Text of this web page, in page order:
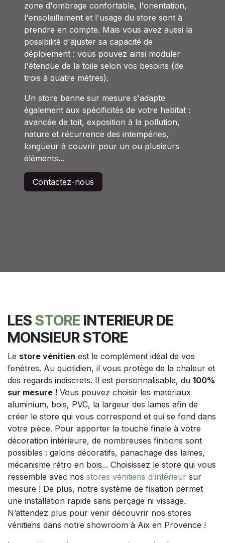
zone d'ombrage confortable, l'orientation,
l'ensoleillement et l'usage du store sont à
prendre en compte. Mais vous avez aussi la
possibilité d'ajuster sa capacité de
déploiement : vous pouvez ainsi moduler
l'étendue de la toile selon vos besoins (de
trois à quatre mètres).
Un store banne sur mesure s'adapte
également aux spécificités de votre habitat :
avancée de toit, exposition à la pollution,
nature et récurrence des intempéries,
longueur à couvrir pour un ou plusieurs
éléments...
Contactez-nous
LES STORE INTERIEUR DE
MONSIEUR STORE
Le store vénitien est le complément idéal de vos
fenêtres. Au quotidien, il vous protège de la chaleur et
des regards indiscrets. Il est personnalisable, du 100%
sur mesure ! Vous pouvez choisir les matériaux
aluminium, bois, PVC, la largeur des lames afin de
créer le store qui vous correspond et qui se fond dans
votre pièce. Pour apporter la touche finale à votre
décoration intérieure, de nombreuses finitions sont
possibles : galons décoratifs, panachage des lames,
mécanisme rétro en bois... Choisissez le store qui vous
ressemble avec nos stores vénitiens d’intérieur sur
mesure ! De plus, notre système de fixation permet
une installation rapide sans perçage ni vissage.
N’attendez plus pour venir découvrir nos stores
vénitiens dans notre showroom à Aix en Provence !